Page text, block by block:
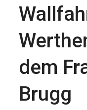
dem
Brugg